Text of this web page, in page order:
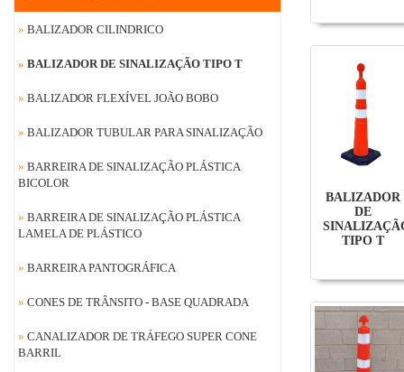
» BALIZADOR CILINDRICO
» BALIZADOR DE SINALIZAÇÃO TIPO T
» BALIZADOR FLEXÍVEL JOÃO BOBO
» BALIZADOR TUBULAR PARA SINALIZAÇÃO
» BARREIRA DE SINALIZAÇÃO PLÁSTICA
BICOLOR
» BARREIRA DE SINALIZAÇÃO PLÁSTICA
LAMELA DE PLÁSTICO
» BARREIRA PANTOGRÁFICA
» CONES DE TRÂNSITO - BASE QUADRADA
» CANALIZADOR DE TRÁFEGO SUPER CONE
BARRIL
BALIZADOR
DE
TIPO T